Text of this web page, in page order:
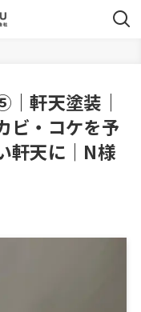
軒天塗装｜
ビ・コケを予
軒天に｜N様